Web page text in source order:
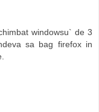
windowsu` de 3
sa bag firefox in